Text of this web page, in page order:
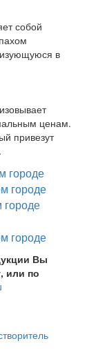
собой
в
ценам.
привезут
Вы
или по